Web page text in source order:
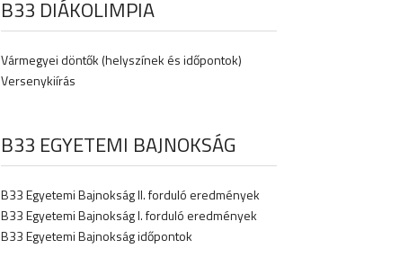
B33 DIÁKOLIMPIA
Vármegyei döntők (helyszínek és időpontok)
Versenykiírás
B33 EGYETEMI BAJNOKSÁG
B33 Egyetemi Bajnokság II. forduló eredmények
B33 Egyetemi Bajnokság I. forduló eredmények
B33 Egyetemi Bajnokság időpontok